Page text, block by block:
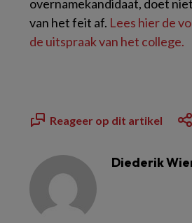
overnamekandidaat, doet
van het feit af. Lees hier de
de uitspraak van het college.
Reageer op dit artikel
Diederik